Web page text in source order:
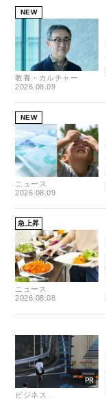
NEW
教養・カルチャー
2026.08.09
NEW
ニュース
2026.08.09
急上昇
ニュース
2026.08.08
ビジネス